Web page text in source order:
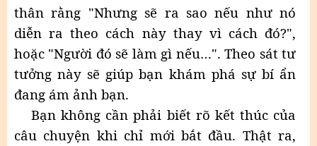
thân rằng "Nhưng sẽ ra sao nếu như nó
diễn ra theo cách này thay vì cách đó?",
hoặc "Người đó sẽ làm gì nếu…". Theo sát tư
tưởng này sẽ giúp bạn khám phá sự bí ẩn
đang ám ảnh bạn.
Bạn không cần phải biết rõ kết thúc của
câu chuyện khi chỉ mới bắt đầu. Thật ra,